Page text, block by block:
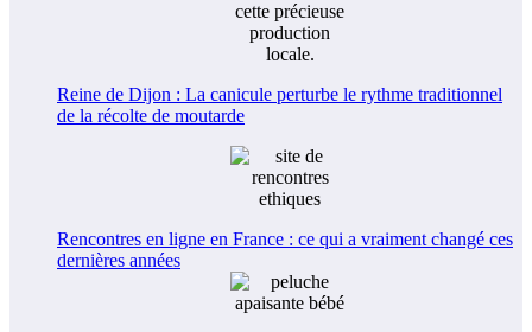
Reine de Dijon : La canicule perturbe le rythme traditionnel
de la récolte de moutarde
Rencontres en ligne en France : ce qui a vraiment changé ces
dernières années